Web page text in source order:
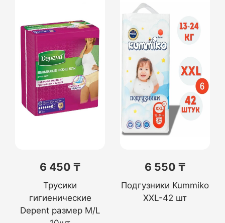
6 450 ₸
Трусики
гигиенические
Depent размер М/L
6 550 ₸
Подгузники Kummiko
XXL-42 шт